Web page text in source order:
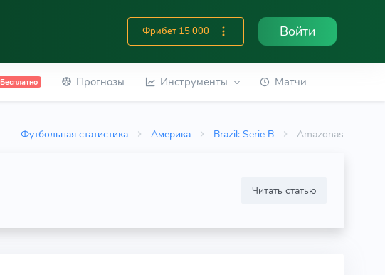
Фрибет 15 000 Войти
Бесплатно Прогнозы Инструменты Матчи
Футбольная статистика Америка Brazil: Serie B Amazonas
Читать статью